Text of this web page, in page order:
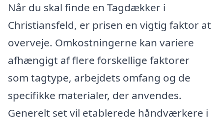
Når du skal finde en Tagdækker i
Christiansfeld, er prisen en vigtig faktor at
overveje. Omkostningerne kan variere
afhængigt af flere forskellige faktorer
som tagtype, arbejdets omfang og de
specifikke materialer, der anvendes.
Generelt set vil etablerede håndværkere i